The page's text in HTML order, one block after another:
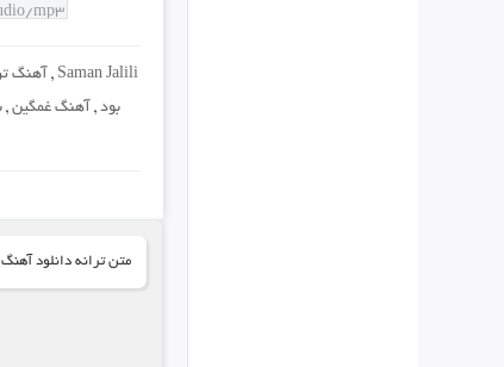
Saman Jalili
, آهنگ
بود, آهنگ غمگین,
متن ترانه دانلود